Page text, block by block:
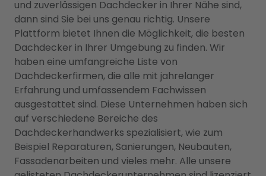
und zuverlässigen Dachdecker in Ihrer Nähe sind,
dann sind Sie bei uns genau richtig. Unsere
Plattform bietet Ihnen die Möglichkeit, die besten
Dachdecker in Ihrer Umgebung zu finden. Wir
haben eine umfangreiche Liste von
Dachdeckerfirmen, die alle mit jahrelanger
Erfahrung und umfassendem Fachwissen
ausgestattet sind. Diese Unternehmen haben sich
auf verschiedene Bereiche des
Dachdeckerhandwerks spezialisiert, wie zum
Beispiel Reparaturen, Sanierungen, Neubauten,
Fassadenarbeiten und vieles mehr. Alle unsere